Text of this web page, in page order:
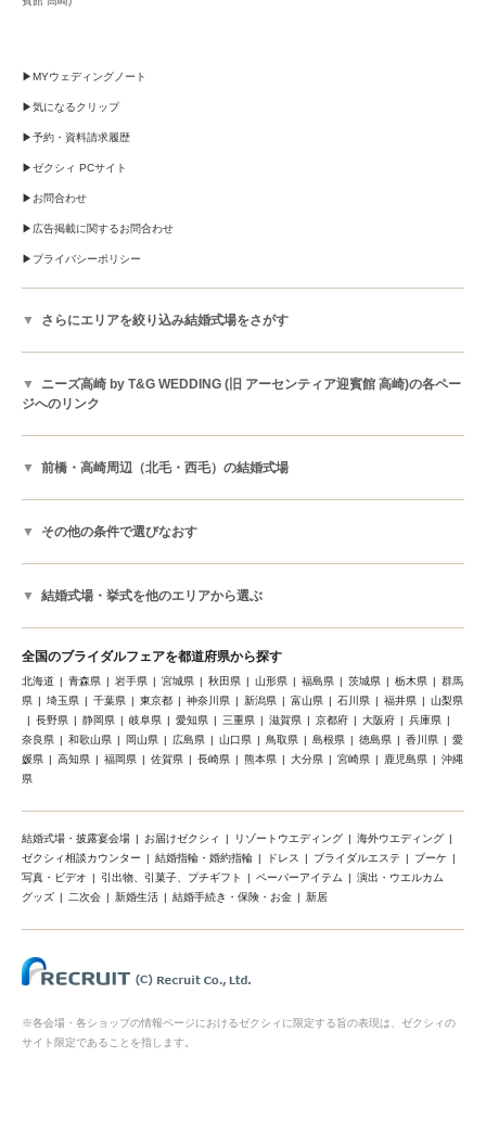
MYウェディングノート
気になるクリップ
予約・資料請求履歴
ゼクシィ PCサイト
お問合わせ
広告掲載に関するお問合わせ
プライバシーポリシー
さらにエリアを絞り込み結婚式場をさがす
ニーズ高崎 by T&G WEDDING (旧 アーセンティア迎賓館 高崎)の各ペー
ジへのリンク
前橋・高崎周辺（北毛・西毛）の結婚式場
その他の条件で選びなおす
結婚式場・挙式を他のエリアから選ぶ
全国のブライダルフェアを都道府県から探す
北海道 青森県 岩手県 宮城県 秋田県 山形県 福島県 茨城県 栃木県
群馬
県
埼玉県 千葉県 東京都 神奈川県 新潟県 富山県 石川県 福井県
山梨県
長野県
静岡県 岐阜県 愛知県 三重県 滋賀県 京都府 大阪府
兵庫県
奈良県
和歌山県 岡山県 広島県 山口県 鳥取県 島根県 徳島県 香川県
愛
媛県
高知県 福岡県 佐賀県 長崎県 熊本県 大分県 宮崎県 鹿児島県
沖縄
県
結婚式場・披露宴会場 お届けゼクシィ リゾートウエディング
海外ウエディング
ゼクシィ相談カウンター
結婚指輪・婚約指輪 ドレス ブライダルエステ
ブーケ
写真・ビデオ
引出物、引菓子、プチギフト ペーパーアイテム
演出・ウエルカム
グッズ
二次会 新婚生活 結婚手続き・保険・お金 新居
※各会場・各ショップの情報ページにおけるゼクシィに限定する旨の表現は、ゼクシィの
サイト限定であることを指します。